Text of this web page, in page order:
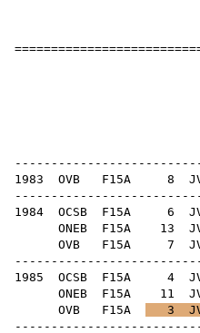
OB
1983 OVB F15A 8
1984 OCSB F15A 6
ONEB F15A 13
OVB F15A 7
1985 OCSB F15A 4
ONEB F15A 11
OVB F15A 3